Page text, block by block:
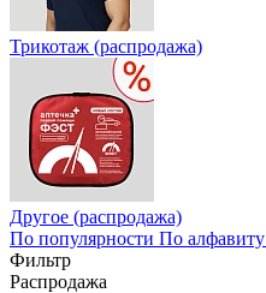
Трикотаж (распродажа)
Другое (распродажа)
По популярности По алфавиту
Фильтр
Распродажа